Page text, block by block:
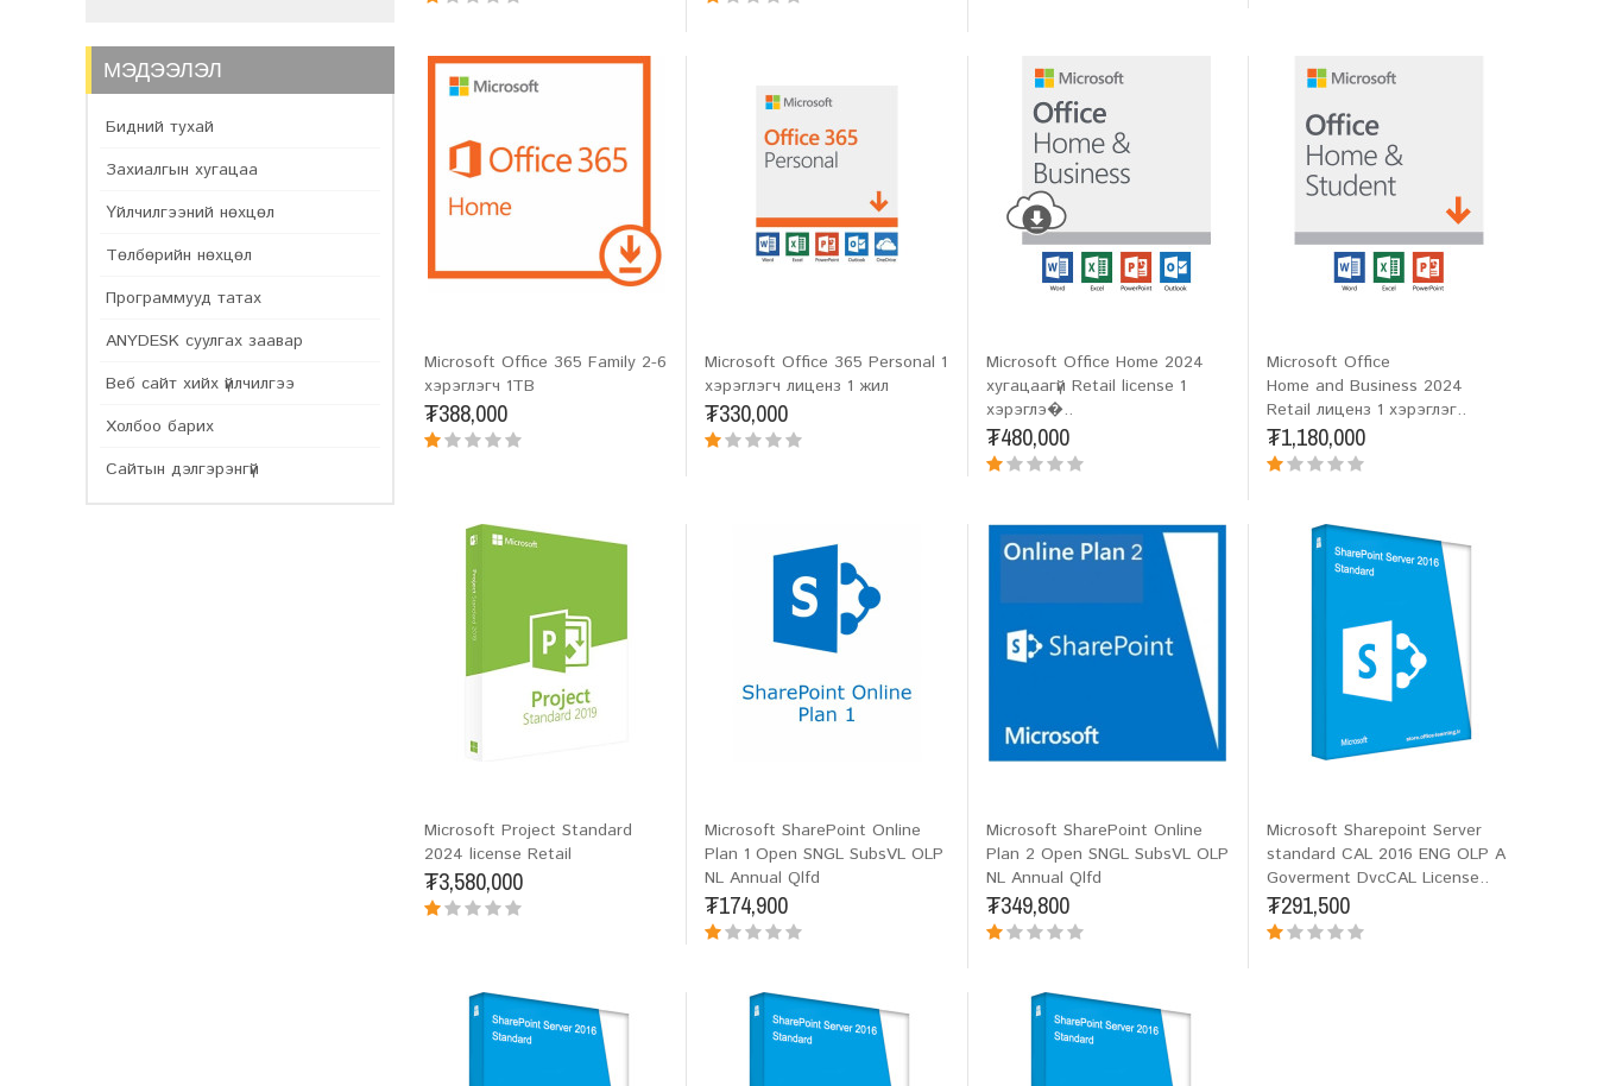
МЭДЭЭЛЭЛ
Бидний тухай
Захиалгын хугацаа
Үйлчилгээний нөхцөл
Төлбөрийн нөхцөл
Программууд татах
ANYDESK суулгах заавар
Веб сайт хийх үйлчилгээ
Холбоо барих
Сайтын дэлгэрэнгүй
Microsoft Office 365 Family 2-6
хэрэглэгч 1TB
₮388,000
Microsoft Office 365 Personal 1
хэрэглэгч лиценз 1 жил
₮330,000
Microsoft Office Home 2024
хугацаагүй Retail license 1
хэрэглэ�..
₮480,000
Microsoft Office
Home and Business 2024
Retail лиценз 1 хэрэглэг..
₮1,180,000
Microsoft Project Standard
2024 license Retail
₮3,580,000
Microsoft SharePoint Online
Plan 1 Open SNGL SubsVL OLP
NL Annual Qlfd
₮174,900
Microsoft SharePoint Online
Plan 2 Open SNGL SubsVL OLP
NL Annual Qlfd
₮349,800
Microsoft Sharepoint Server
standard CAL 2016 ENG OLP A
Goverment DvcCAL License..
₮291,500